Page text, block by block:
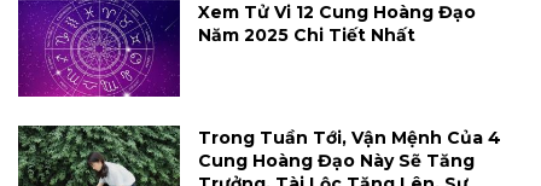
Xem Tử Vi 12 Cung Hoàng Đạo
Năm 2025 Chi Tiết Nhất
Trong Tuần Tới, Vận Mệnh Của 4
Cung Hoàng Đạo Này Sẽ Tăng